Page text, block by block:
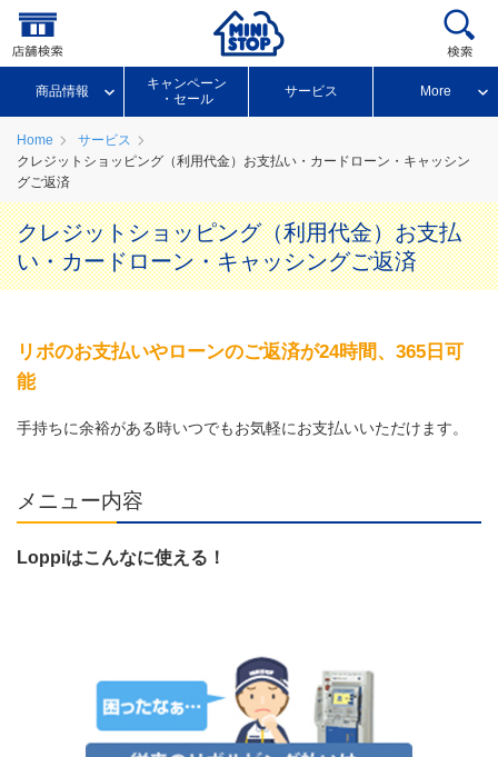
商品情報
キャンペーン
・セール
サービス More
Home
サービス
クレジットショッピング（利用代金）お支払い・カードローン・キャッシン
グご返済
クレジットショッピング（利用代金）お支払
い・カードローン・キャッシングご返済
リボのお支払いやローンのご返済が24時間、365日可
能
手持ちに余裕がある時いつでもお気軽にお支払いいただけます。
メニュー内容
Loppiはこんなに使える！